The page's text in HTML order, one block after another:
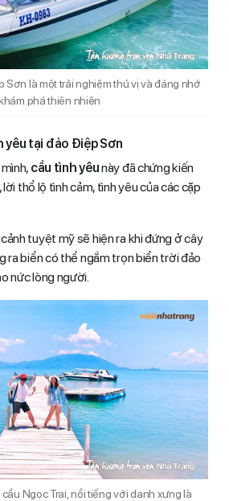
là một trải nghiệm thú vị và đáng nhớ
phá thiên nhiên
yêu tại đảo Điệp Sơn
cầu tình yêunày đã chứng kiến
thổ lộ tình cảm, tình yêu của các cặp
tuyệt mỹ sẽ hiện ra khi đứng ở cây
ra biển có thể ngắm trọn biển trời đảo
nức lòng người.
Ngọc Trai, nổi tiếng với danh xưng là